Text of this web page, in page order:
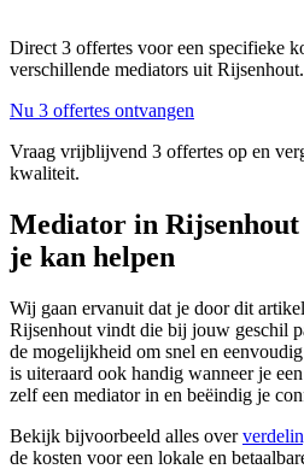
Direct 3 offertes voor een specifieke
verschillende mediators uit Rijsenhout.
Nu 3 offertes ontvangen
Vraag vrijblijvend 3 offertes op en
kwaliteit.
Mediator in Rijsenhout
je kan helpen
Wij gaan ervanuit dat je door dit
Rijsenhout vindt die bij jouw geschil
de mogelijkheid om snel en
is uiteraard ook handig wanneer je
zelf een mediator in en beëindig je
Bekijk bijvoorbeeld alles over
de kosten voor een lokale en